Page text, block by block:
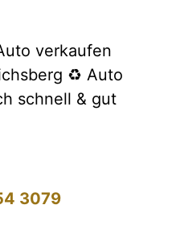
verkaufen
♻️ Auto
schnell & gut
3079